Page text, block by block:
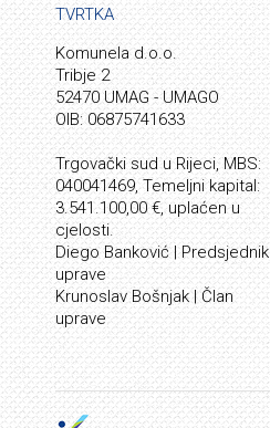
TVRTKA
Komunela d.o.o.
Tribje 2
52470 UMAG - UMAGO
OIB: 06875741633
Trgovački sud u Rijeci, MBS:
040041469, Temeljni kapital:
3.541.100,00 €, uplaćen u
cjelosti.
Diego Banković | Predsjednik
uprave
Krunoslav Bošnjak | Član
uprave